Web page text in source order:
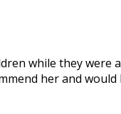
while they were
her and